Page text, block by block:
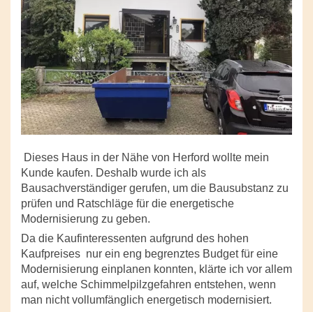
Dieses Haus in der Nähe von Herford wollte mein
Kunde kaufen. Deshalb wurde ich als
Bausachverständiger gerufen, um die Bausubstanz zu
prüfen und Ratschläge für die energetische
Modernisierung zu geben.
Da die Kaufinteressenten aufgrund des hohen
Kaufpreises nur ein eng begrenztes Budget für eine
Modernisierung einplanen konnten, klärte ich vor allem
auf, welche Schimmelpilzgefahren entstehen, wenn
man nicht vollumfänglich energetisch modernisiert.